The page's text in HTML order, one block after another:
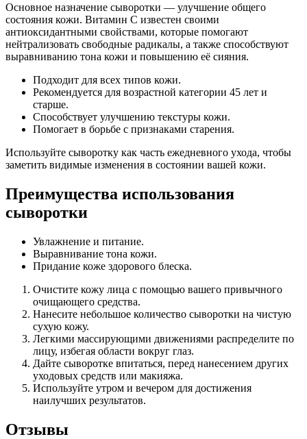
Основное назначение сыворотки — улучшение общего
состояния кожи. Витамин C известен своими
антиоксидантными свойствами, которые помогают
нейтрализовать свободные радикалы, а также способствуют
выравниванию тона кожи и повышению её сияния.
Подходит для всех типов кожи.
Рекомендуется для возрастной категории 45 лет и
старше.
Способствует улучшению текстуры кожи.
Помогает в борьбе с признаками старения.
Используйте сыворотку как часть ежедневного ухода, чтобы
заметить видимые изменения в состоянии вашей кожи.
Преимущества использования
сыворотки
Увлажнение и питание.
Выравнивание тона кожи.
Придание коже здорового блеска.
Очистите кожу лица с помощью вашего привычного
очищающего средства.
Нанесите небольшое количество сыворотки на чистую
сухую кожу.
Легкими массирующими движениями распределите по
лицу, избегая области вокруг глаз.
Дайте сыворотке впитаться, перед нанесением других
уходовых средств или макияжа.
Используйте утром и вечером для достижения
наилучших результатов.
Отзывы